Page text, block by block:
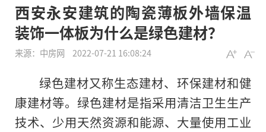
西安永安建筑的陶瓷薄板外墙保温
装饰一体板为什么是绿色建材？
来源： 中房网 2022-07-21 16:08:24
绿色建材又称生态建材、环保建材和健
康建材等。绿色建材是指采用清洁卫生生产
技术、少用天然资源和能源、大量使用工业